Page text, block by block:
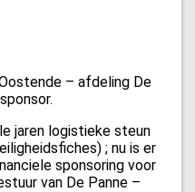
– afdeling De
jaren logistieke steun
; nu is er
sponsoring voor
van De Panne –